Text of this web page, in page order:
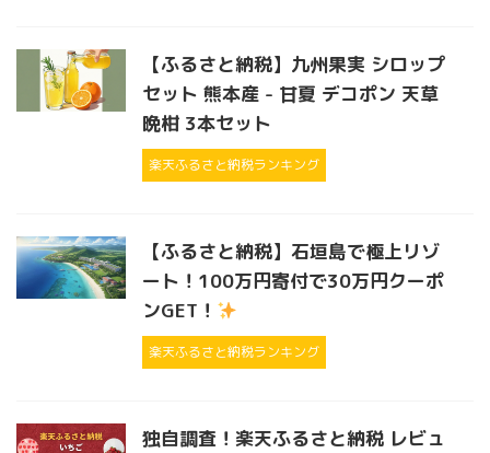
【ふるさと納税】九州果実 シロップ
セット 熊本産 - 甘夏 デコポン 天草
晩柑 3本セット
楽天ふるさと納税ランキング
【ふるさと納税】石垣島で極上リゾ
ート！100万円寄付で30万円クーポ
ンGET！
楽天ふるさと納税ランキング
独自調査！楽天ふるさと納税 レビュ